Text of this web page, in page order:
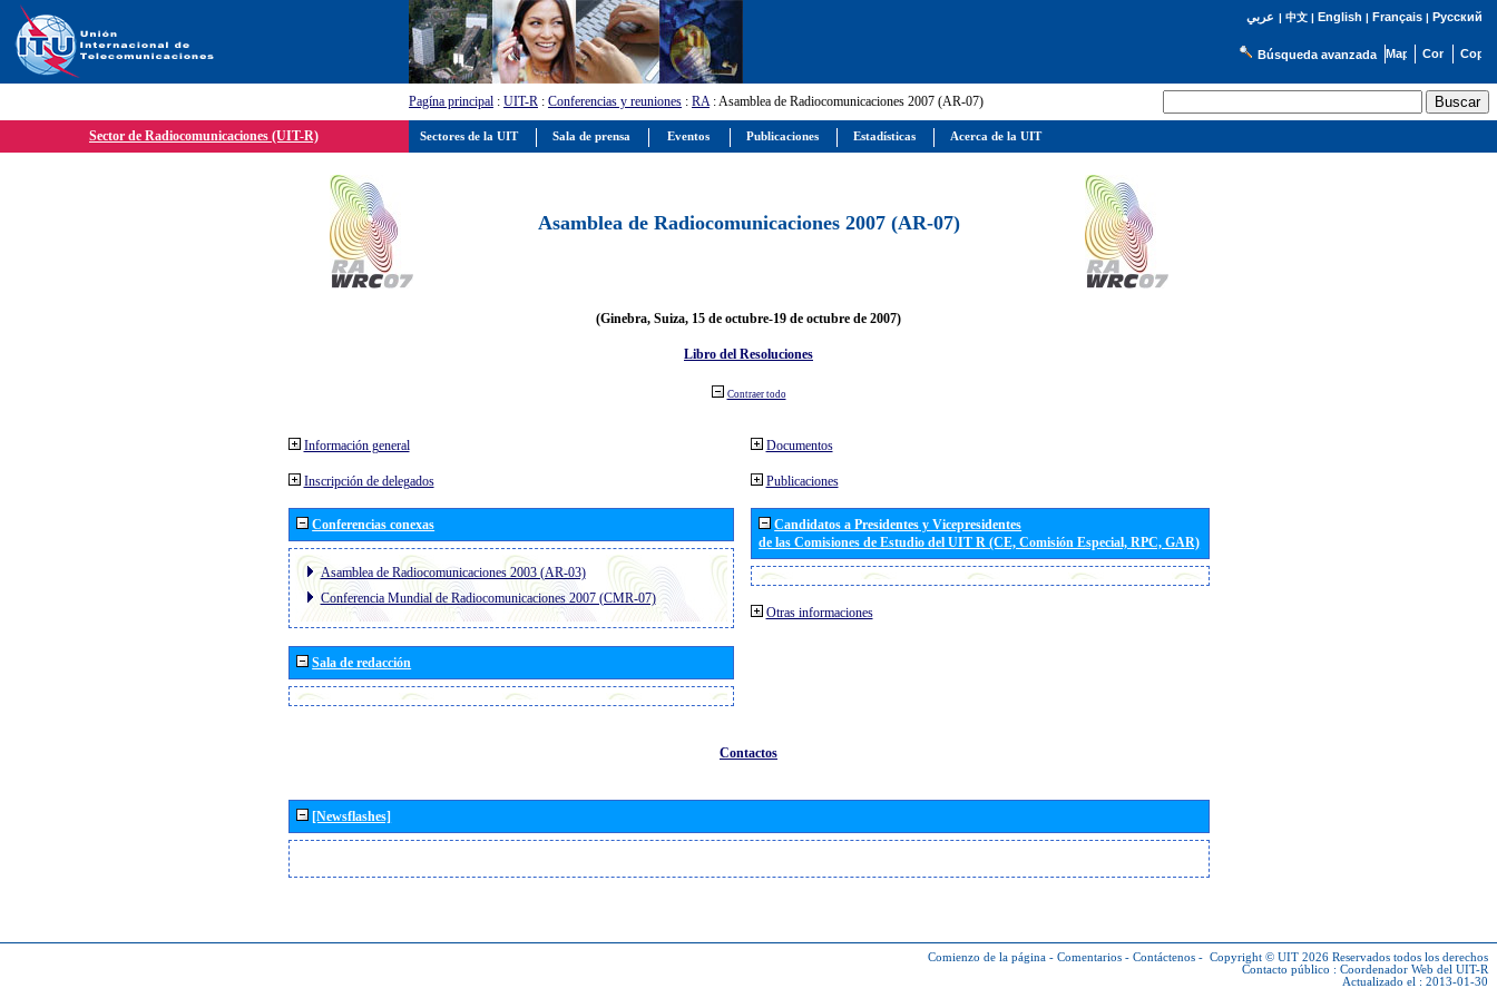
عربي | 中文| English | Français| Русский
Búsqueda avanzada
Pagína principal : UIT-R : Conferencias y reuniones : RA: Asamblea de Radiocomunicaciones 2007 (AR-07)
Sector de Radiocomunicaciones (UIT-R)
Asamblea de Radiocomunicaciones 2007 (AR-07)
(Ginebra, Suiza, 15 de octubre-19 de octubre de 2007)
Libro del Resoluciones
Contraer todo
Información general
Inscripción de delegados
Conferencias conexas
Asamblea de Radiocomunicaciones 2003 (AR-03)
Conferencia Mundial de Radiocomunicaciones 2007 (CMR-07)
Sala de redacción
Documentos
Publicaciones
Candidatos a Presidentes y Vicepresidentes
de las Comisiones de Estudio del UIT R (CE, Comisión Especial, RPC, GAR)
Otras informaciones
Contactos
[Newsflashes]
Comienzo de la página - Comentarios - Contáctenos - Copyright © UIT 2026 Reservados todos los derechos
Contacto público : Coordenador Web del UIT-R
Actualizado el : 2013-01-30
Sectores de la UIT Sala de prensa Eventos Publicaciones Estadísticas Acerca de la UIT